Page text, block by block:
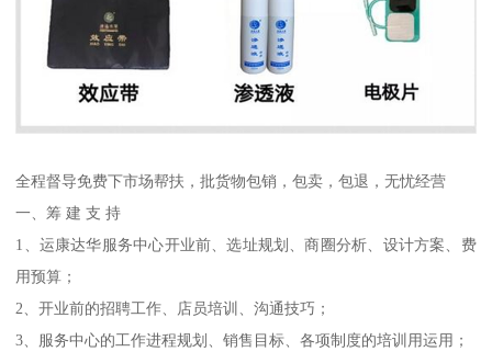
全程督导免费下市场帮扶，批货物包销，包卖，包退，无忧经营
一、筹 建 支 持
1、运康达华服务中心开业前、选址规划、商圈分析、设计方案、费
用预算；
2、开业前的招聘工作、店员培训、沟通技巧；
3、服务中心的工作进程规划、销售目标、各项制度的培训用运用；